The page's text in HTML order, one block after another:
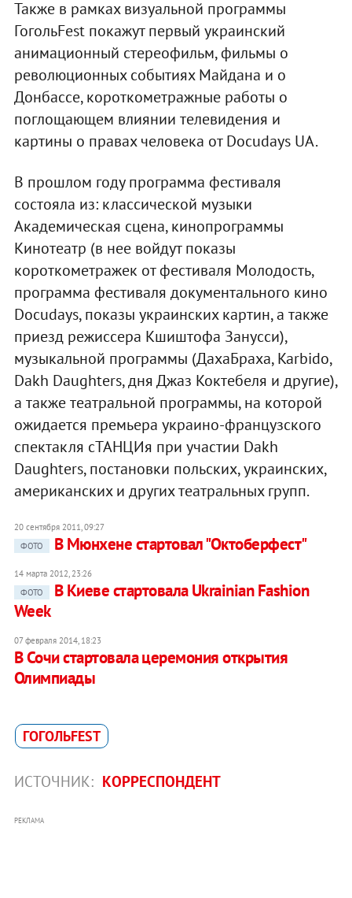
Также в рамках визуальной программы
ГогольFest покажут первый украинский
анимационный стереофильм, фильмы о
революционных событиях Майдана и о
Донбассе, короткометражные работы о
поглощающем влиянии телевидения и
картины о правах человека от Docudays UA.
В прошлом году программа фестиваля
состояла из: классической музыки
Академическая сцена, кинопрограммы
Кинотеатр (в нее войдут показы
короткометражек от фестиваля Молодость,
программа фестиваля документального кино
Docudays, показы украинских картин, а также
приезд режиссера Кшиштофа Занусси),
музыкальной программы (ДахаБраха, Karbido,
Dakh Daughters, дня Джаз Коктебеля и другие),
а также театральной программы, на которой
ожидается премьера украино-французского
спектакля сТАНЦИя при участии Dakh
Daughters, постановки польских, украинских,
американских и других театральных групп.
20 сентября 2011, 09:27
ФОТО
В Мюнхене стартовал "Октоберфест"
14 марта 2012, 23:26
ФОТО
В Киеве стартовала Ukrainian Fashion
Week
07 февраля 2014, 18:23
В Сочи стартовала церемония открытия
Олимпиады
ГОГОЛЬFEST
ИСТОЧНИК: КОРРЕСПОНДЕНТ
РЕКЛАМА